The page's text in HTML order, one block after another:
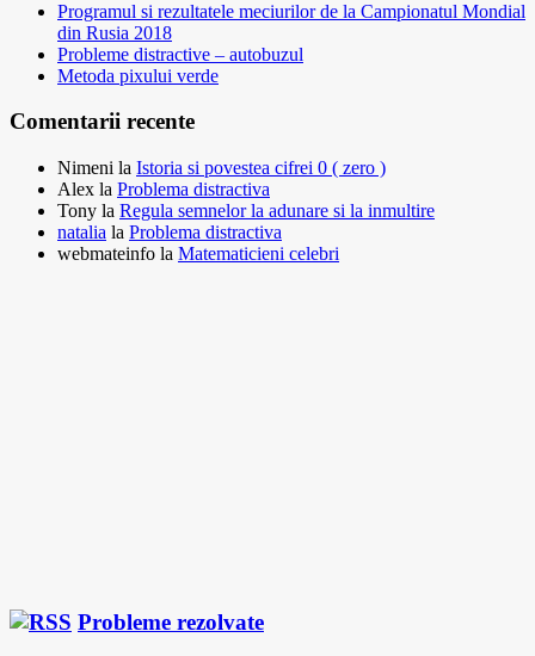
Programul si rezultatele meciurilor de la Campionatul Mondial
din Rusia 2018
Probleme distractive – autobuzul
Metoda pixului verde
Comentarii recente
Nimeni la Istoria si povestea cifrei 0 ( zero )
Alex la Problema distractiva
Tony la Regula semnelor la adunare si la inmultire
natalia la Problema distractiva
webmateinfo la Matematicieni celebri
Probleme rezolvate